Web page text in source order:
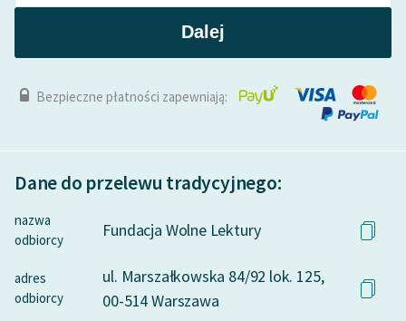
Dalej
Bezpieczne płatności zapewniają:
Dane do przelewu tradycyjnego:
nazwa
odbiorcy
Fundacja Wolne Lektury
adres
odbiorcy
ul. Marszałkowska 84/92 lok. 125,
00-514 Warszawa